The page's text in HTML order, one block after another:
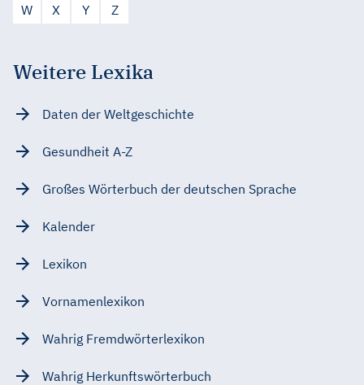
W
X Y Z
Weitere Lexika
Daten der Weltgeschichte
Gesundheit A-Z
Großes Wörterbuch der deutschen Sprache
Kalender
Lexikon
Vornamenlexikon
Wahrig Fremdwörterlexikon
Wahrig Herkunftswörterbuch